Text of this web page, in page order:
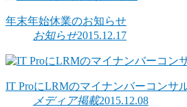
年末年始休業のお知らせ
お知らせ2015.12.17
IT ProにLRMのマイナンバーコンサ
メディア掲載2015.12.08